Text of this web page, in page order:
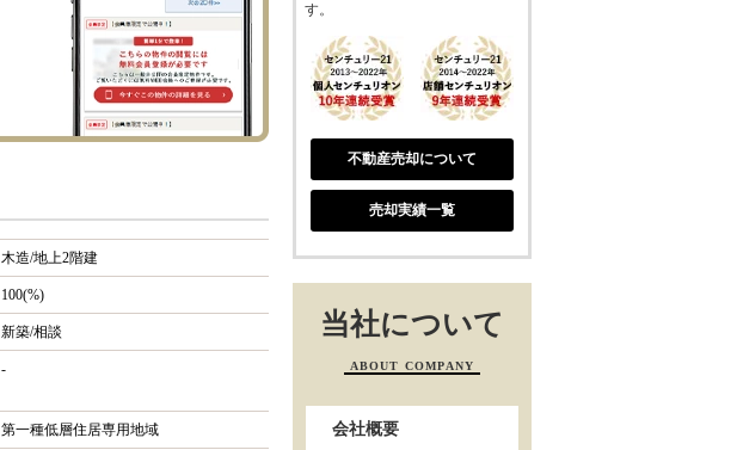
木造/地上2階建
100(%)
新築/相談
-
第一種低層住居専用地域
す。
不動産売却について
売却実績一覧
当社について
ABOUT COMPANY
会社概要